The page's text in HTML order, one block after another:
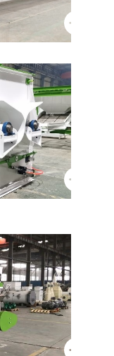
Gratis advies
Gratis advies
Gratis advies